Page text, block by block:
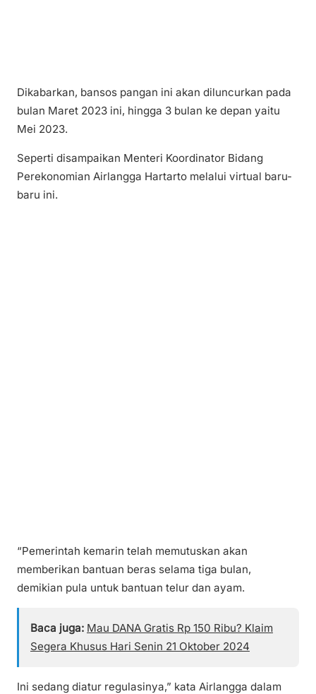
Dikabarkan, bansos pangan ini akan diluncurkan pada
bulan Maret 2023 ini, hingga 3 bulan ke depan yaitu
Mei 2023.
Seperti disampaikan Menteri Koordinator Bidang
Perekonomian Airlangga Hartarto melalui virtual baru-
baru ini.
“Pemerintah kemarin telah memutuskan akan
memberikan bantuan beras selama tiga bulan,
demikian pula untuk bantuan telur dan ayam.
Baca juga: Mau DANA Gratis Rp 150 Ribu? Klaim
Segera Khusus Hari Senin 21 Oktober 2024
Ini sedang diatur regulasinya,” kata Airlangga dalam